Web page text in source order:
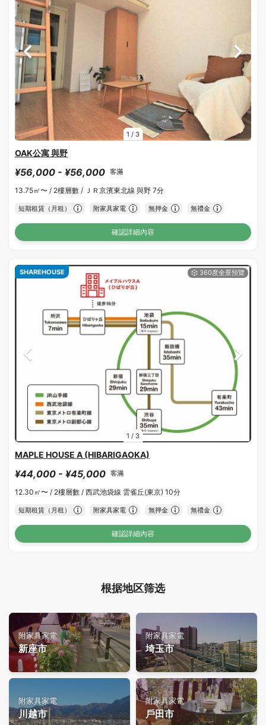
1 / 3
OAK公寓 與野
¥56,000 - ¥56,000 客滿
13.75㎡〜 / 2樓層數 / ＪＲ京濱東北線 與野 7分
短期租賃（月租） 附家具家電 無押金 無禮金
確認詳細內容
1 / 3
SHAREHOUSE
MAPLE HOUSE A (HIBARIGAOKA)
¥44,000 - ¥45,000 客滿
12.30㎡〜 / 2樓層數 / 西武池袋線 雲雀丘(東京) 10分
短期租賃（月租） 附家具家電 無押金 無禮金
確認詳細內容
根据地区筛选
附家具家電
新座市
附家具家電
埼玉市
附家具家電
川越市
附家具家電
戶田市